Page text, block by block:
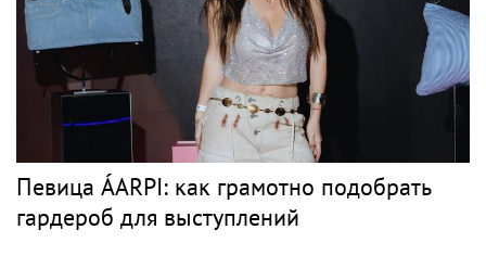
Певица ÁARPI: как грамотно подобрать
гардероб для выступлений